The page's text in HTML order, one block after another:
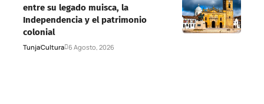
entre su legado muisca, la
Independencia y el patrimonio
colonial
TunjaCultura 6 Agosto, 2026